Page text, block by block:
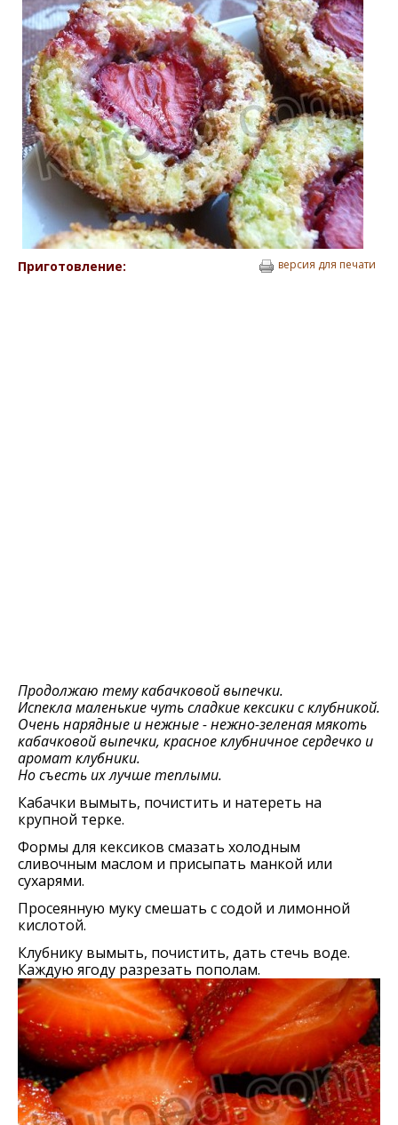
Приготовление: версия для печати
Продолжаю тему кабачковой выпечки.
Испекла маленькие чуть сладкие кексики с клубникой.
Очень нарядные и нежные - нежно-зеленая мякоть
кабачковой выпечки, красное клубничное сердечко и
аромат клубники.
Но съесть их лучше теплыми.
Кабачки вымыть, почистить и натереть на
крупной терке.
Формы для кексиков смазать холодным
сливочным маслом и присыпать манкой или
сухарями.
Просеянную муку смешать с содой и лимонной
кислотой.
Клубнику вымыть, почистить, дать стечь воде.
Каждую ягоду разрезать пополам.